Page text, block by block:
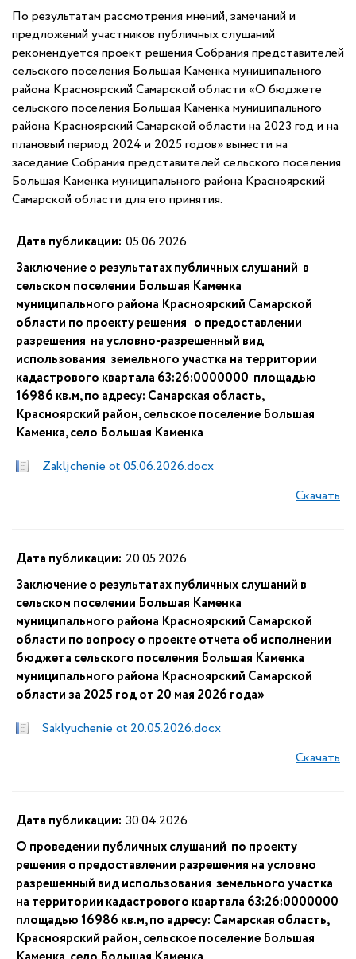
По результатам рассмотрения мнений, замечаний и
предложений участников публичных слушаний
рекомендуется проект решения Собрания представителей
сельского поселения Большая Каменка муниципального
района Красноярский Самарской области «О бюджете
сельского поселения Большая Каменка муниципального
района Красноярский Самарской области на 2023 год и на
плановый период 2024 и 2025 годов» вынести на
заседание Собрания представителей сельского поселения
Большая Каменка муниципального района Красноярский
Самарской области для его принятия.
Дата публикации: 05.06.2026
Заключение о результатах публичных слушаний в
сельском поселении Большая Каменка
муниципального района Красноярский Самарской
области по проекту решения о предоставлении
разрешения на условно-разрешенный вид
использования земельного участка на территории
кадастрового квартала 63:26:0000000 площадью
16986 кв.м, по адресу: Самарская область,
Красноярский район, сельское поселение Большая
Каменка, село Большая Каменка
Zakljchenie ot 05.06.2026.docx
Скачать
Дата публикации: 20.05.2026
Заключение о результатах публичных слушаний в
сельском поселении Большая Каменка
муниципального района Красноярский Самарской
области по вопросу о проекте отчета об исполнении
бюджета сельского поселения Большая Каменка
муниципального района Красноярский Самарской
области за 2025 год от 20 мая 2026 года»
Saklyuchenie ot 20.05.2026.docx
Скачать
Дата публикации: 30.04.2026
О проведении публичных слушаний по проекту
решения о предоставлении разрешения на условно
разрешенный вид использования земельного участка
на территории кадастрового квартала 63:26:0000000
площадью 16986 кв.м, по адресу: Самарская область,
Красноярский район, сельское поселение Большая